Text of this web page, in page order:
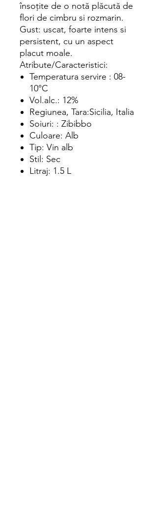
însoțite de o notă plăcută de
flori de cimbru si rozmarin.
Gust: uscat, foarte intens si
persistent, cu un aspect
placut moale.
Atribute/Caracteristici:
Temperatura servire : 08-
10°C
Vol.alc.: 12%
Regiunea, Tara:Sicilia, Italia
Soiuri: : Zibibbo
Culoare: Alb
Tip: Vin alb
Stil: Sec
Litraj: 1.5 L